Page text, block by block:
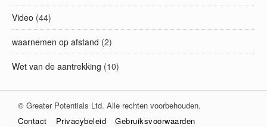
Video (44)
waarnemen op afstand (2)
Wet van de aantrekking (10)
© Greater Potentials Ltd. Alle rechten voorbehouden.
Contact
Privacybeleid Gebruiksvoorwaarden